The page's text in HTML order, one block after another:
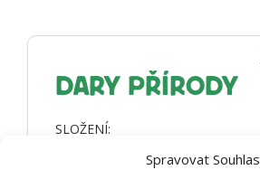
Spravovat Souhlas
DARY PŘÍRODY
SLOŽENÍ: